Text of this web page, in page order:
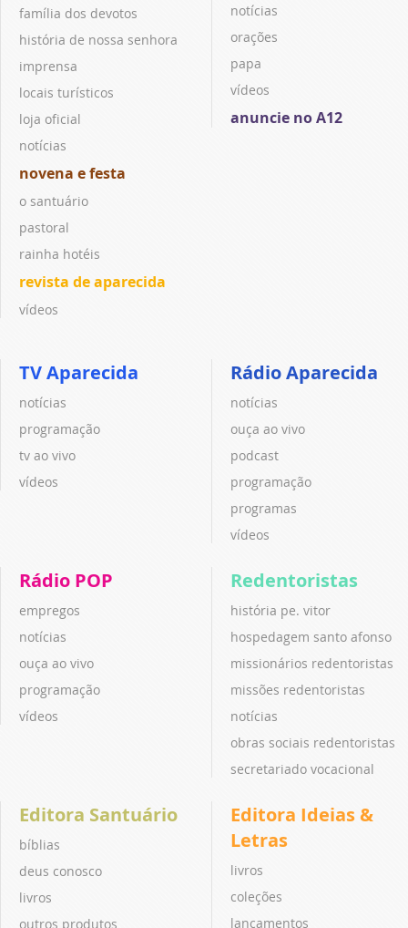
família dos devotos
história de nossa senhora
imprensa
locais turísticos
loja oficial
notícias
novena e festa
o santuário
pastoral
rainha hotéis
revista de aparecida
vídeos
notícias
orações
papa
vídeos
anuncie no A12
TV Aparecida
notícias
programação
tv ao vivo
vídeos
Rádio Aparecida
notícias
ouça ao vivo
podcast
programação
programas
vídeos
Rádio POP
empregos
notícias
ouça ao vivo
programação
vídeos
Redentoristas
história pe. vitor
hospedagem santo afonso
missionários redentoristas
missões redentoristas
notícias
obras sociais redentoristas
secretariado vocacional
Editora Santuário
bíblias
deus conosco
livros
outros produtos
Editora Ideias &
Letras
livros
coleções
lançamentos